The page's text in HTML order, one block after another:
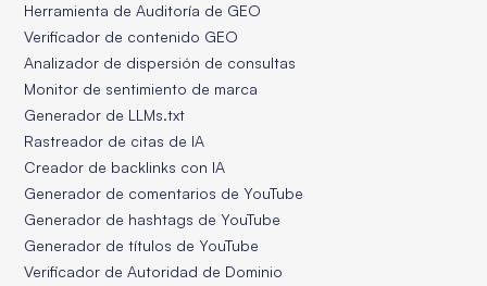
Herramienta de Auditoría de GEO
Verificador de contenido GEO
Analizador de dispersión de consultas
Monitor de sentimiento de marca
Generador de LLMs.txt
Rastreador de citas de IA
Creador de backlinks con IA
Generador de comentarios de YouTube
Generador de hashtags de YouTube
Generador de títulos de YouTube
Verificador de Autoridad de Dominio